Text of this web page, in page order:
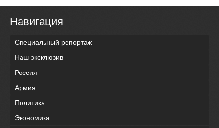
Навигация
Специальный репортаж
Наш эксклюзив
Россия
Армия
Политика
Экономика